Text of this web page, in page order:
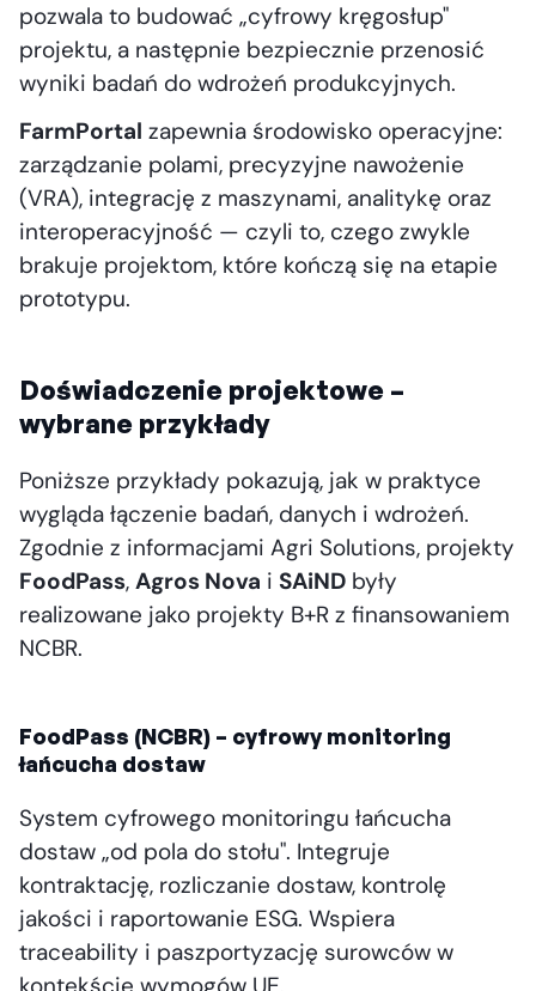
pozwala to budować „cyfrowy kręgosłup"
projektu, a następnie bezpiecznie przenosić
wyniki badań do wdrożeń produkcyjnych.
FarmPortal zapewnia środowisko operacyjne:
zarządzanie polami, precyzyjne nawożenie
(VRA), integrację z maszynami, analitykę oraz
interoperacyjność — czyli to, czego zwykle
brakuje projektom, które kończą się na etapie
prototypu.
Doświadczenie projektowe –
wybrane przykłady
Poniższe przykłady pokazują, jak w praktyce
wygląda łączenie badań, danych i wdrożeń.
Zgodnie z informacjami Agri Solutions, projekty
FoodPass, Agros Nova i SAiND były
realizowane jako projekty B+R z finansowaniem
NCBR.
FoodPass (NCBR) – cyfrowy monitoring
łańcucha dostaw
System cyfrowego monitoringu łańcucha
dostaw „od pola do stołu". Integruje
kontraktację, rozliczanie dostaw, kontrolę
jakości i raportowanie ESG. Wspiera
traceability i paszportyzację surowców w